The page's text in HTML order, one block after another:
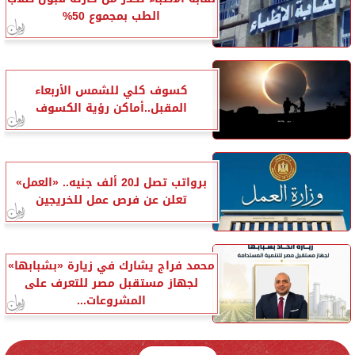
الطب بمجموع 50%
كسوف كلي للشمس الأربعاء
المقبل..أماكن رؤية الكسوف
برواتب تصل لـ20 ألف جنيه.. «العمل»
تعلن عن فرص عمل للخريجين
محمد فراج يشارك في زيارة «بشبابها»
لجهاز مستقبل مصر للتعرف على
المشروعات...